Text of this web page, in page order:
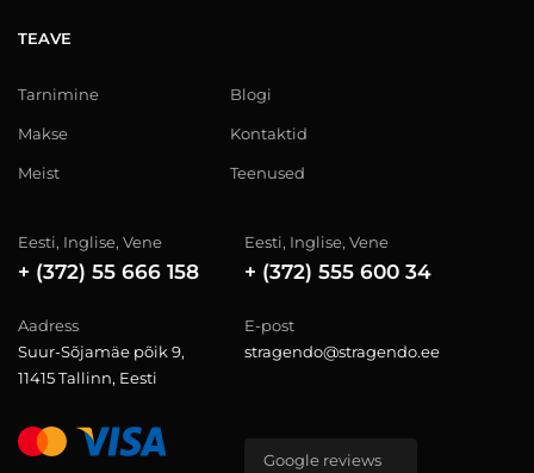
TEAVE
Tarnimine
Makse
Meist
Blogi
Kontaktid
Teenused
Eesti, Inglise, Vene
+ (372) 55 666 158
Eesti, Inglise, Vene
+ (372) 555 600 34
Aadress
Suur-Sõjamäe põik 9,
11415 Tallinn, Eesti
E-post
stragendo@stragendo.ee
Google reviews